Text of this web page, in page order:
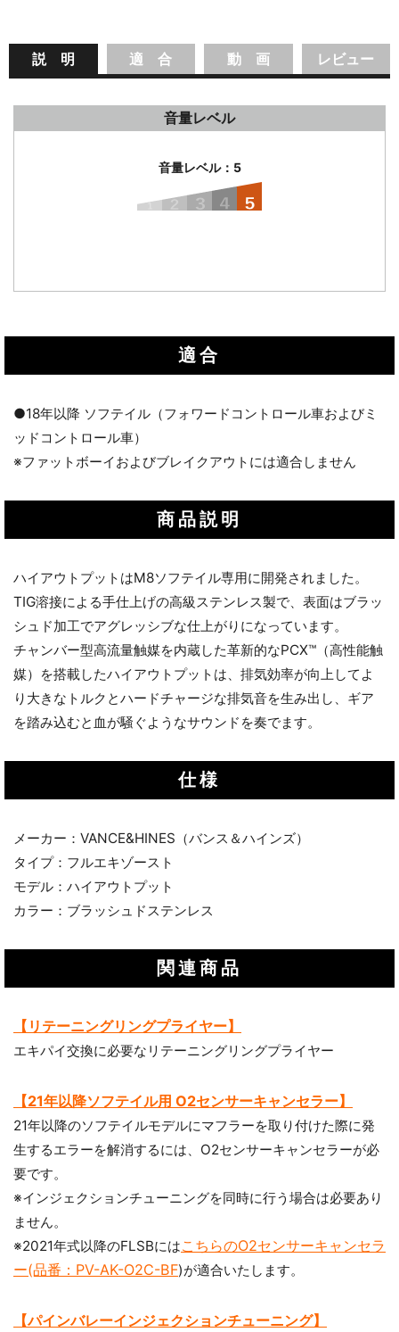
説 明 適 合 動 画 レビュー
音量レベル
音量レベル：5
適合
●18年以降 ソフテイル（フォワードコントロール車およびミ
ッドコントロール車）
※ファットボーイおよびブレイクアウトには適合しません
商品説明
ハイアウトプットはM8ソフテイル専用に開発されました。
TIG溶接による手仕上げの高級ステンレス製で、表面はブラッ
シュド加工でアグレッシブな仕上がりになっています。
チャンバー型高流量触媒を内蔵した革新的なPCX™（高性能触
媒）を搭載したハイアウトプットは、排気効率が向上してよ
り大きなトルクとハードチャージな排気音を生み出し、ギア
を踏み込むと血が騒ぐようなサウンドを奏でます。
仕様
メーカー：VANCE&HINES（バンス＆ハインズ）
タイプ：フルエキゾースト
モデル：ハイアウトプット
カラー：ブラッシュドステンレス
関連商品
【リテーニングリングプライヤー】
エキパイ交換に必要なリテーニングリングプライヤー
【21年以降ソフテイル用 O2センサーキャンセラー】
21年以降のソフテイルモデルにマフラーを取り付けた際に発
生するエラーを解消するには、O2センサーキャンセラーが必
要です。
※インジェクションチューニングを同時に行う場合は必要あり
ません。
※2021年式以降のFLSBにはこちらのO2センサーキャンセラ
ー(品番：PV-AK-O2C-BF)が適合いたします。
【パインバレーインジェクションチューニング】